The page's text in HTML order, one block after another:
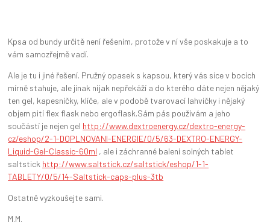
Kpsa od bundy určitě není řešením, protože v ní vše poskakuje a to
vám samozřejmě vadí.
Ale je tu i jiné řešení. Pružný opasek s kapsou, který vás sice v bocích
mírně stahuje, ale jinak nijak nepřekáží a do kterého dáte nejen nějaký
ten gel, kapesníčky, klíče, ale v podobě tvarovací lahvičky i nějaký
objem pití flex flask nebo ergoflask.Sám pás používám a jeho
součástí je nejen gel http://www.dextroenergy.cz/dextro-energy-
cz/eshop/2-1-DOPLNOVANI-ENERGIE/0/5/63-DEXTRO-ENERGY-
Liquid-Gel-Classic-60ml , ale i záchranné balení solných tablet
saltstick http://www.saltstick.cz/saltstick/eshop/1-1-
TABLETY/0/5/14-Saltstick-caps-plus-3tb
Ostatně vyzkoušejte sami.
M.M.